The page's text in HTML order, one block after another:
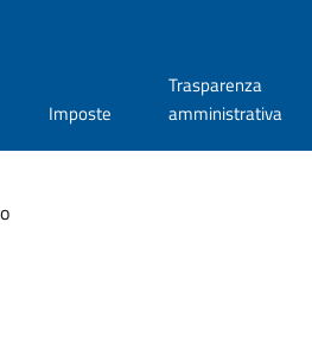
Imposte
Trasparenza
amministrativa